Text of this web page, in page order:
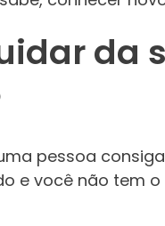
da
pessoa
e você não tem